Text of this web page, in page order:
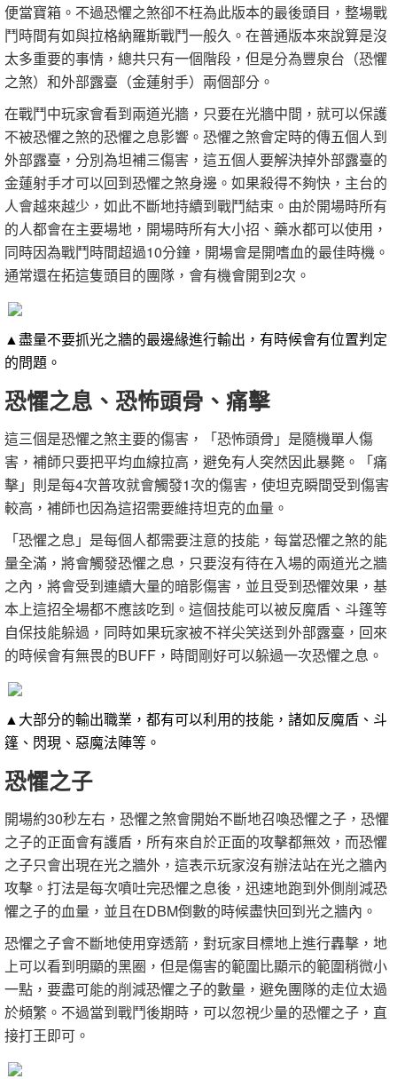
便當寶箱。不過恐懼之煞卻不枉為此版本的最後頭目，整場戰
鬥時間有如與拉格納羅斯戰鬥一般久。在普通版本來說算是沒
太多重要的事情，總共只有一個階段，但是分為豐泉台（恐懼
之煞）和外部露臺（金蓮射手）兩個部分。
在戰鬥中玩家會看到兩道光牆，只要在光牆中間，就可以保護
不被恐懼之煞的恐懼之息影響。恐懼之煞會定時的傳五個人到
外部露臺，分別為坦補三傷害，這五個人要解決掉外部露臺的
金蓮射手才可以回到恐懼之煞身邊。如果殺得不夠快，主台的
人會越來越少，如此不斷地持續到戰鬥結束。由於開場時所有
的人都會在主要場地，開場時所有大小招、藥水都可以使用，
同時因為戰鬥時間超過10分鐘，開場會是開嗜血的最佳時機。
通常還在拓這隻頭目的團隊，會有機會開到2次。
▲盡量不要抓光之牆的最邊緣進行輸出，有時候會有位置判定
的問題。
恐懼之息、恐怖頭骨、痛擊
這三個是恐懼之煞主要的傷害，「恐怖頭骨」是隨機單人傷
害，補師只要把平均血線拉高，避免有人突然因此暴斃。「痛
擊」則是每4次普攻就會觸發1次的傷害，使坦克瞬間受到傷害
較高，補師也因為這招需要維持坦克的血量。
「恐懼之息」是每個人都需要注意的技能，每當恐懼之煞的能
量全滿，將會觸發恐懼之息，只要沒有待在入場的兩道光之牆
之內，將會受到連續大量的暗影傷害，並且受到恐懼效果，基
本上這招全場都不應該吃到。這個技能可以被反魔盾、斗篷等
自保技能躲過，同時如果玩家被不祥尖笑送到外部露臺，回來
的時候會有無畏的BUFF，時間剛好可以躲過一次恐懼之息。
▲大部分的輸出職業，都有可以利用的技能，諸如反魔盾、斗
篷、閃現、惡魔法陣等。
恐懼之子
開場約30秒左右，恐懼之煞會開始不斷地召喚恐懼之子，恐懼
之子的正面會有護盾，所有來自於正面的攻擊都無效，而恐懼
之子只會出現在光之牆外，這表示玩家沒有辦法站在光之牆內
攻擊。打法是每次噴吐完恐懼之息後，迅速地跑到外側削減恐
懼之子的血量，並且在DBM倒數的時候盡快回到光之牆內。
恐懼之子會不斷地使用穿透箭，對玩家目標地上進行轟擊，地
上可以看到明顯的黑圈，但是傷害的範圍比顯示的範圍稍微小
一點，要盡可能的削減恐懼之子的數量，避免團隊的走位太過
於頻繁。不過當到戰鬥後期時，可以忽視少量的恐懼之子，直
接打王即可。